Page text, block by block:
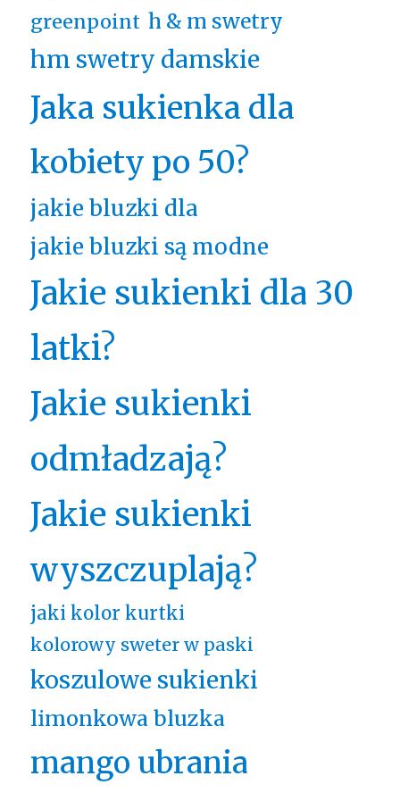
greenpoint h & m swetry
hm swetry damskie
Jaka sukienka dla
kobiety po 50?
jakie bluzki dla
jakie bluzki są modne
Jakie sukienki dla 30
latki?
Jakie sukienki
odmładzają?
Jakie sukienki
wyszczuplają?
jaki kolor kurtki
kolorowy sweter w paski
koszulowe sukienki
limonkowa bluzka
mango ubrania